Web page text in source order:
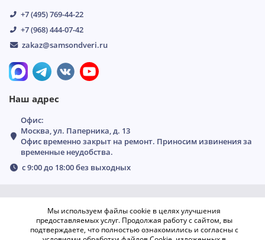
+7 (495) 769-44-22
+7 (968) 444-07-42
zakaz@samsondveri.ru
Наш адрес
Офис:
Москва, ул. Паперника, д. 13
Офис временно закрыт на ремонт. Приносим извинения за
временные неудобства.
с 9:00 до 18:00 без выходных
Мы используем файлы cookie в целях улучшения
предоставляемых услуг. Продолжая работу с сайтом, вы
подтверждаете, что полностью ознакомились и согласны с